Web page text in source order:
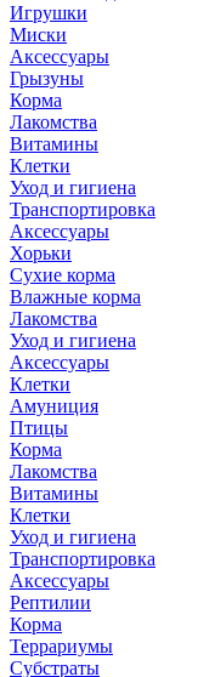
Игрушки
Миски
Аксессуары
Грызуны
Корма
Лакомства
Витамины
Клетки
Уход и гигиена
Транспортировка
Аксессуары
Хорьки
Сухие корма
Влажные корма
Лакомства
Уход и гигиена
Аксессуары
Клетки
Амуниция
Птицы
Корма
Лакомства
Витамины
Клетки
Уход и гигиена
Транспортировка
Аксессуары
Рептилии
Корма
Террариумы
Субстраты